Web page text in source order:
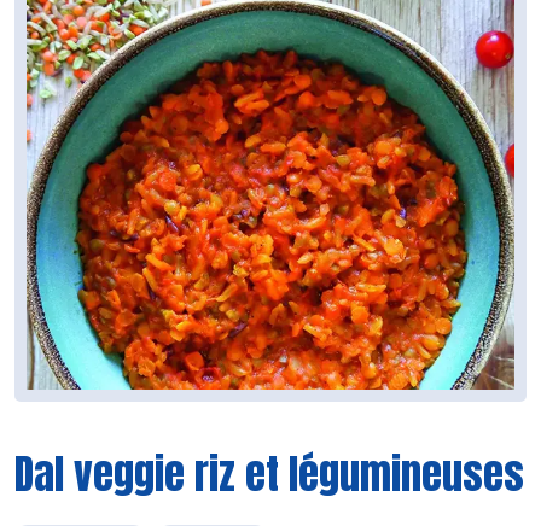
Dal veggie riz et légumineuses